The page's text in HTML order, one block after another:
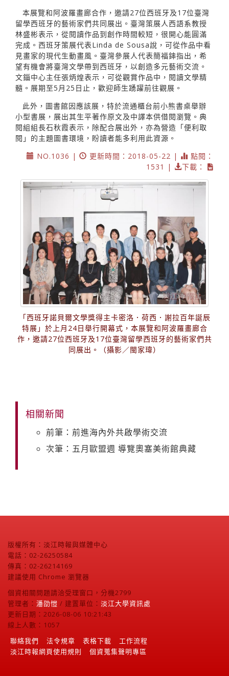
本展覽和阿波羅畫廊合作，邀請27位西班牙及17位臺灣
留學西班牙的藝術家們共同展出。臺灣策展人西語系教授
林盛彬表示，從閱讀作品到創作時間較短，很開心能圓滿
完成。西班牙策展代表Linda de Sousa說，可從作品中看
見畫家的現代生動畫風。臺灣參展人代表簡福鋛指出，希
望有機會將臺灣文學帶到西班牙，以創造多元藝術交流。
文錙中心主任張炳煌表示，可從觀賞作品中，閱讀文學精
髓。展期至5月25日止，歡迎師生踴躍前往觀展。
此外，圖書館因應該展，特於流通櫃台前小熊書桌舉辦
小型書展，展出其生平著作原文及中譯本供借閱瀏覽。典
閱組組長石秋霞表示，除配合展出外，亦為營造「便利取
閱」的主題圖書環境，盼讀者能多利用此資源。
NO.1036 |
更新時間：2018-05-22 |
點閱：
1531 |
下載：
「西班牙諾貝爾文學獎得主卡密洛．荷西．謝拉百年誕辰
特展」於上月24日舉行開幕式，本展覽和阿波羅畫廊合
作，邀請27位西班牙及17位臺灣留學西班牙的藝術家們共
同展出。（攝影／閩家瑋）
相關新聞
前筆：前進海內外共啟學術交流
次筆：五月歐盟週 導覽奧塞美術館典藏
版權所有：淡江時報與媒體中心
電話：02-26250584
傳真：02-26214169
建議使用 Chrome 瀏覽器
個資相關問題請洽受理窗口，分機2799
管理者： 潘劭愷 / 建置單位： 淡江大學資訊處
更新日期：2026-08-06 10:21:43
線上人數：1057
聯絡我們
法令規章 表格下載
工作流程
淡江時報網頁使用規則
個資蒐集聲明專區